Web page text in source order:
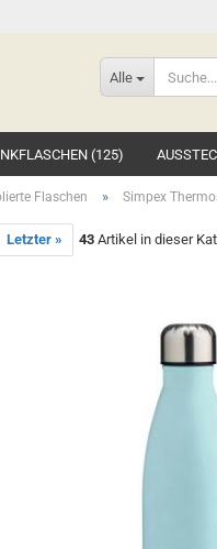
Alle
(125)
Flaschen » Simpex
Letzter » 43 Artikel in dieser